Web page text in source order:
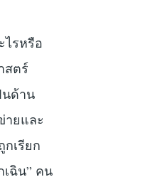
ไรหรือ
สตร์
นด้าน
ายและ
เรียก
เฉิน” คน